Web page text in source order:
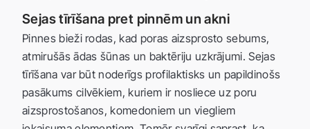
Sejas tīrīšana pret pinnēm un akni
Pinnes bieži rodas, kad poras aizsprosto sebums,
atmirušās ādas šūnas un baktēriju uzkrājumi. Sejas
tīrīšana var būt noderīgs profilaktisks un papildinošs
pasākums cilvēkiem, kuriem ir nosliece uz poru
aizsprostošanos, komedoniem un viegliem